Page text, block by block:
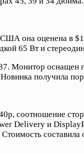
она оценена в
65 Вт и
Монитор
получила
соотношение
Delivery и
составила